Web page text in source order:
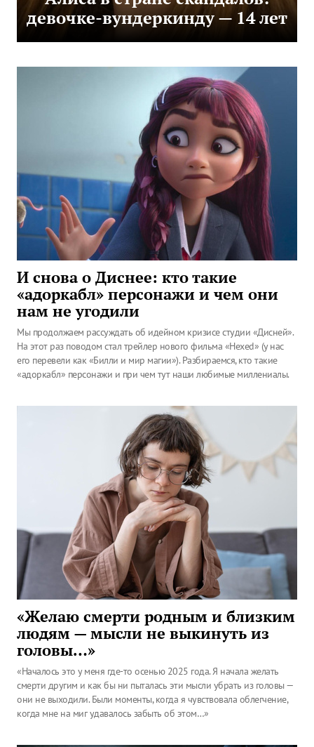
девочке-вундеркинду — 14 лет
И снова о Диснее: кто такие
«адоркабл» персонажи и чем они
нам не угодили
Мы продолжаем рассуждать об идейном кризисе студии «Дисней».
На этот раз поводом стал трейлер нового фильма «Hexed» (у нас
его перевели как «Билли и мир магии»). Разбираемся, кто такие
«адоркабл» персонажи и при чем тут наши любимые миллениалы.
«Желаю смерти родным и близким
людям — мысли не выкинуть из
головы…»
«Началось это у меня где-то осенью 2025 года. Я начала желать
смерти другим и как бы ни пыталась эти мысли убрать из головы —
они не выходили. Были моменты, когда я чувствовала облегчение,
когда мне на миг удавалось забыть об этом…»